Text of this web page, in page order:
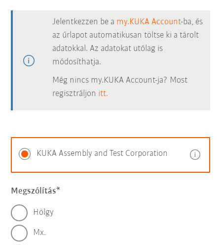
Jelentkezzen be a my.KUKA Account-ba, és
az űrlapot automatikusan töltse ki a tárolt
adatokkal. Az adatokat utólag is
módosíthatja.
Még nincs my.KUKA Account-ja? Most
regisztráljon itt.
KUKA Assembly and Test Corporation
Megszólítás
Hölgy
Mx.